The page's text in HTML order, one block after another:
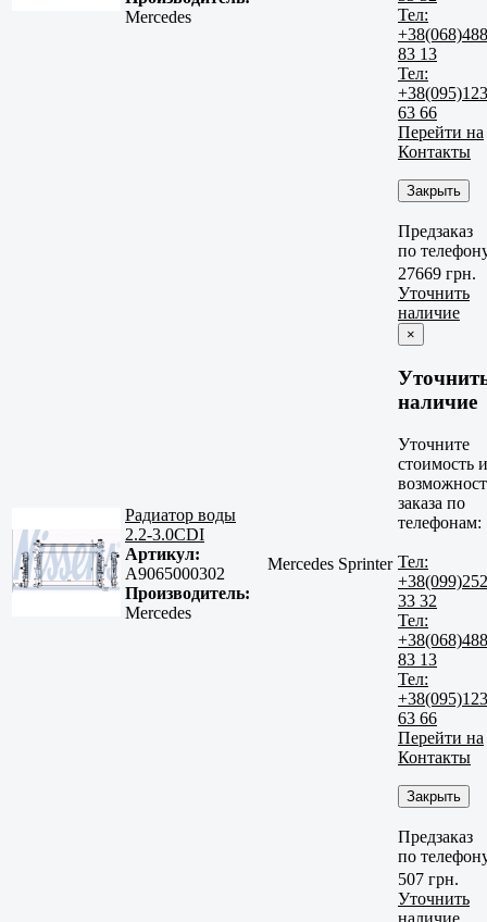
Mercedes
Тел:
+38(068)488
83 13
Тел:
+38(095)123
63 66
Перейти на
Контакты
Закрыть
Предзаказ
по
Радиатор воды
2.2-3.0CDI
Артикул:
A9065000302
Производитель:
Mercedes
Mercedes Sprinter
27669 грн.
Уточнить
наличие
×
наличие
Уточните
стоимость и
заказа по
телефонам:
Тел:
+38(099)252
33 32
Тел:
+38(068)488
83 13
Тел:
+38(095)123
63 66
Перейти на
Контакты
Закрыть
Предзаказ
по
507 грн.
Уточнить